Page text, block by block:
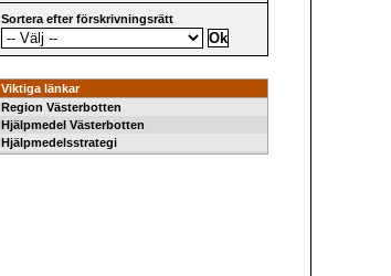
Sortera efter förskrivningsrätt
Viktiga länkar
Region Västerbotten
Hjälpmedel Västerbotten
Hjälpmedelsstrategi